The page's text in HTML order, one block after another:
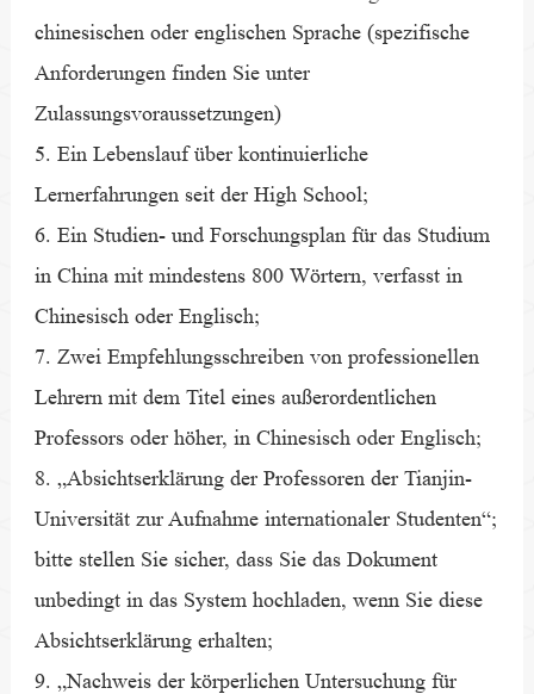
chinesischen oder englischen Sprache (spezifische
Anforderungen finden Sie unter
Zulassungsvoraussetzungen)
5. Ein Lebenslauf über kontinuierliche
Lernerfahrungen seit der High School;
6. Ein Studien- und Forschungsplan für das Studium
in China mit mindestens 800 Wörtern, verfasst in
Chinesisch oder Englisch;
7. Zwei Empfehlungsschreiben von professionellen
Lehrern mit dem Titel eines außerordentlichen
Professors oder höher, in Chinesisch oder Englisch;
8. „Absichtserklärung der Professoren der Tianjin-
Universität zur Aufnahme internationaler Studenten“;
bitte stellen Sie sicher, dass Sie das Dokument
unbedingt in das System hochladen, wenn Sie diese
Absichtserklärung erhalten;
9. „Nachweis der körperlichen Untersuchung für